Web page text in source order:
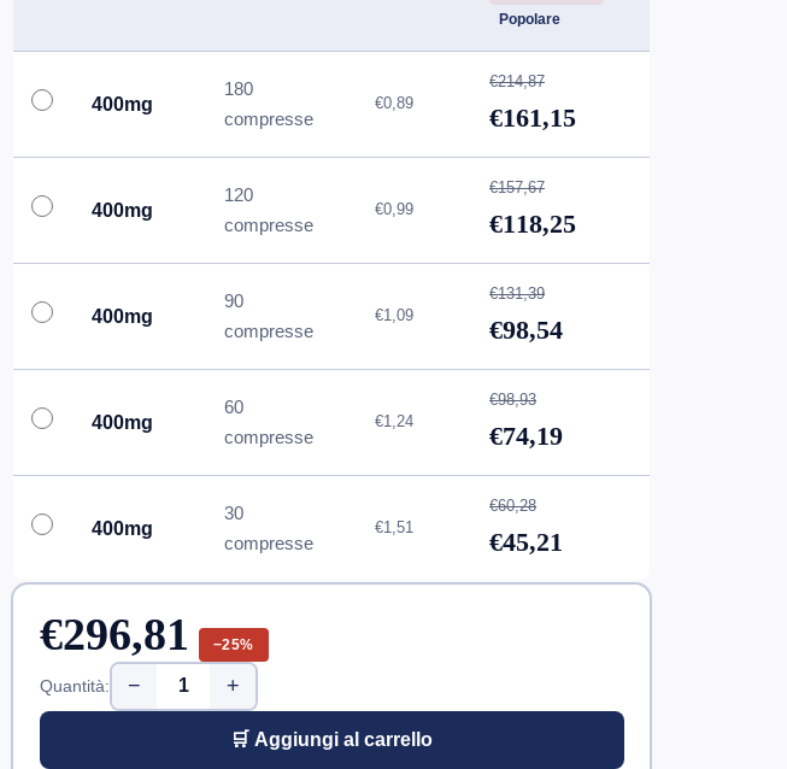
Popolare
400mg
180
compresse
€0,89
€214,87
€161,15
400mg
120
compresse
€0,99
€157,67
€118,25
400mg
90
compresse
€1,09
€131,39
€98,54
400mg
60
compresse
€1,24
€98,93
€74,19
400mg
30
compresse
€1,51
€60,28
€45,21
€296,81 −25%
Quantità: − +
🛒 Aggiungi al carrello